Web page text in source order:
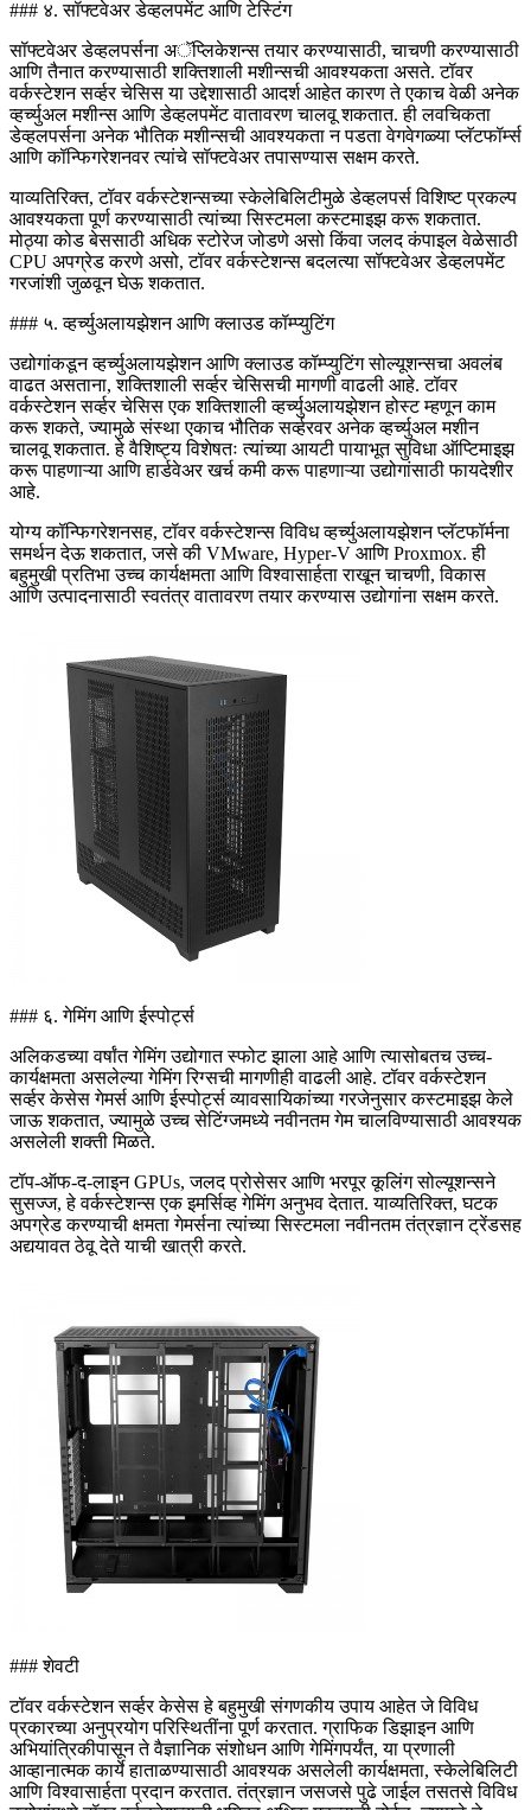
### ४. सॉफ्टवेअर डेव्हलपमेंट आणि टेस्टिंग
सॉफ्टवेअर डेव्हलपर्सना अॅप्लिकेशन्स तयार करण्यासाठी, चाचणी करण्यासाठी
आणि तैनात करण्यासाठी शक्तिशाली मशीन्सची आवश्यकता असते. टॉवर
वर्कस्टेशन सर्व्हर चेसिस या उद्देशासाठी आदर्श आहेत कारण ते एकाच वेळी अनेक
व्हर्च्युअल मशीन्स आणि डेव्हलपमेंट वातावरण चालवू शकतात. ही लवचिकता
डेव्हलपर्सना अनेक भौतिक मशीन्सची आवश्यकता न पडता वेगवेगळ्या प्लॅटफॉर्म्स
आणि कॉन्फिगरेशनवर त्यांचे सॉफ्टवेअर तपासण्यास सक्षम करते.
याव्यतिरिक्त, टॉवर वर्कस्टेशन्सच्या स्केलेबिलिटीमुळे डेव्हलपर्स विशिष्ट प्रकल्प
आवश्यकता पूर्ण करण्यासाठी त्यांच्या सिस्टमला कस्टमाइझ करू शकतात.
मोठ्या कोड बेससाठी अधिक स्टोरेज जोडणे असो किंवा जलद कंपाइल वेळेसाठी
CPU अपग्रेड करणे असो, टॉवर वर्कस्टेशन्स बदलत्या सॉफ्टवेअर डेव्हलपमेंट
गरजांशी जुळवून घेऊ शकतात.
### ५. व्हर्च्युअलायझेशन आणि क्लाउड कॉम्प्युटिंग
उद्योगांकडून व्हर्च्युअलायझेशन आणि क्लाउड कॉम्प्युटिंग सोल्यूशन्सचा अवलंब
वाढत असताना, शक्तिशाली सर्व्हर चेसिसची मागणी वाढली आहे. टॉवर
वर्कस्टेशन सर्व्हर चेसिस एक शक्तिशाली व्हर्च्युअलायझेशन होस्ट म्हणून काम
करू शकते, ज्यामुळे संस्था एकाच भौतिक सर्व्हरवर अनेक व्हर्च्युअल मशीन
चालवू शकतात. हे वैशिष्ट्य विशेषतः त्यांच्या आयटी पायाभूत सुविधा ऑप्टिमाइझ
करू पाहणाऱ्या आणि हार्डवेअर खर्च कमी करू पाहणाऱ्या उद्योगांसाठी फायदेशीर
आहे.
योग्य कॉन्फिगरेशनसह, टॉवर वर्कस्टेशन्स विविध व्हर्च्युअलायझेशन प्लॅटफॉर्मना
समर्थन देऊ शकतात, जसे की VMware, Hyper-V आणि Proxmox. ही
बहुमुखी प्रतिभा उच्च कार्यक्षमता आणि विश्वासार्हता राखून चाचणी, विकास
आणि उत्पादनासाठी स्वतंत्र वातावरण तयार करण्यास उद्योगांना सक्षम करते.
### ६. गेमिंग आणि ईस्पोर्ट्स
अलिकडच्या वर्षांत गेमिंग उद्योगात स्फोट झाला आहे आणि त्यासोबतच उच्च-
कार्यक्षमता असलेल्या गेमिंग रिग्सची मागणीही वाढली आहे. टॉवर वर्कस्टेशन
सर्व्हर केसेस गेमर्स आणि ईस्पोर्ट्स व्यावसायिकांच्या गरजेनुसार कस्टमाइझ केले
जाऊ शकतात, ज्यामुळे उच्च सेटिंग्जमध्ये नवीनतम गेम चालविण्यासाठी आवश्यक
असलेली शक्ती मिळते.
टॉप-ऑफ-द-लाइन GPUs, जलद प्रोसेसर आणि भरपूर कूलिंग सोल्यूशन्सने
सुसज्ज, हे वर्कस्टेशन्स एक इमर्सिव्ह गेमिंग अनुभव देतात. याव्यतिरिक्त, घटक
अपग्रेड करण्याची क्षमता गेमर्सना त्यांच्या सिस्टमला नवीनतम तंत्रज्ञान ट्रेंडसह
अद्ययावत ठेवू देते याची खात्री करते.
### शेवटी
टॉवर वर्कस्टेशन सर्व्हर केसेस हे बहुमुखी संगणकीय उपाय आहेत जे विविध
प्रकारच्या अनुप्रयोग परिस्थितींना पूर्ण करतात. ग्राफिक डिझाइन आणि
अभियांत्रिकीपासून ते वैज्ञानिक संशोधन आणि गेमिंगपर्यंत, या प्रणाली
आव्हानात्मक कार्ये हाताळण्यासाठी आवश्यक असलेली कार्यक्षमता, स्केलेबिलिटी
आणि विश्वासार्हता प्रदान करतात. तंत्रज्ञान जसजसे पुढे जाईल तसतसे विविध